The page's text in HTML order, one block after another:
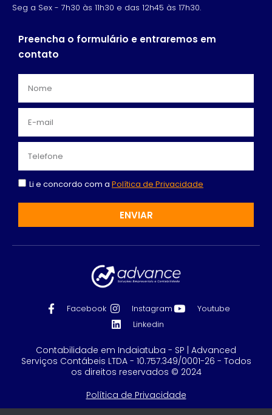
Seg a Sex - 7h30 às 11h30 e das 12h45 às 17h30.
Preencha o formulário e entraremos em
contato
Li e concordo com a Política de Privacidade
ENVIAR
Facebook Instagram
Youtube
Linkedin
Contabilidade em Indaiatuba - SP | Advanced
Serviços Contábeis LTDA - 10.757.349/0001-26 - Todos
os direitos reservados © 2024
Política de Privacidade